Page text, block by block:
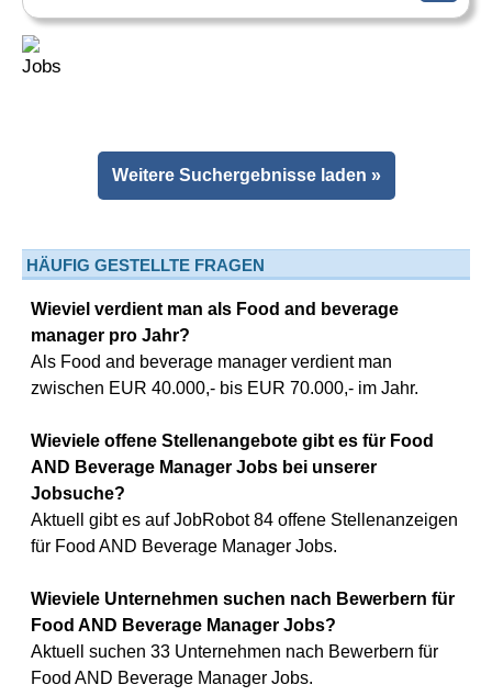
Weitere Suchergebnisse laden »
HÄUFIG GESTELLTE FRAGEN
Wieviel verdient man als Food and beverage
manager pro Jahr?
Als Food and beverage manager verdient man
zwischen EUR 40.000,- bis EUR 70.000,- im Jahr.
Wieviele offene Stellenangebote gibt es für Food
AND Beverage Manager Jobs bei unserer
Jobsuche?
Aktuell gibt es auf JobRobot 84 offene Stellenanzeigen
für Food AND Beverage Manager Jobs.
Wieviele Unternehmen suchen nach Bewerbern für
Food AND Beverage Manager Jobs?
Aktuell suchen 33 Unternehmen nach Bewerbern für
Food AND Beverage Manager Jobs.